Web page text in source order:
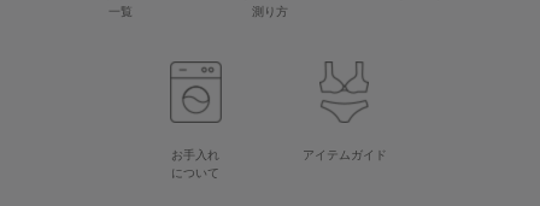
一覧
測り方
お手入れ
について
アイテムガイド